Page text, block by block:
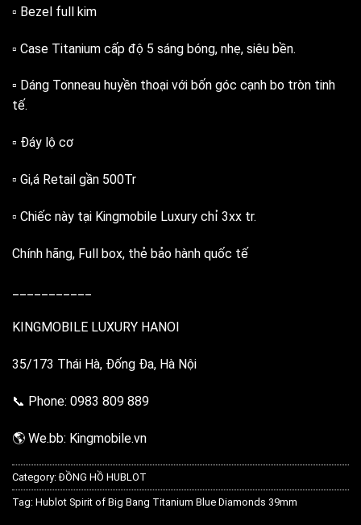
▫️ Bezel full kim
▫️ Case Titanium cấp độ 5 sáng bóng, nhẹ, siêu bền.
▫️ Dáng Tonneau huyền thoại với bốn góc cạnh bo tròn tinh
tế.
▫️ Đáy lộ cơ
▫️ Gi,á Retail gần 500Tr
▫️ Chiếc này tại Kingmobile Luxury chỉ 3xx tr.
Chính hãng, Full box, thẻ bảo hành quốc tế
KINGMOBILE LUXURY HANOI
35/173 Thái Hà, Đống Đa, Hà Nội
📞 Phone: 0983 809 889
🌎 We.bb: Kingmobile.vn
Category:ĐỒNG HỒ HUBLOT
Tag: Hublot Spirit of Big Bang Titanium Blue Diamonds 39mm